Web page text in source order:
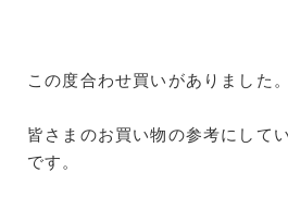
この度合わせ買いがありました。
皆さまのお買い物の参考にして
です。